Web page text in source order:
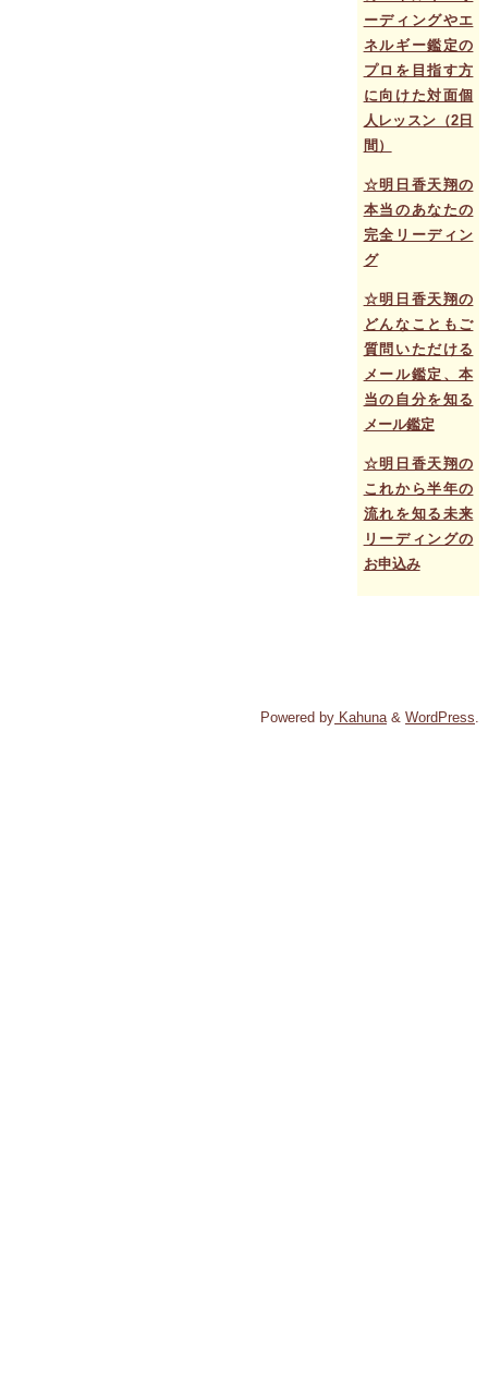
ーディングやエ
ネルギー鑑定の
プロを目指す方
に向けた対面個
人レッスン（2日
間）
☆明日香天翔の
本当のあなたの
完全リーディン
グ
☆明日香天翔の
どんなこともご
質問いただける
メール鑑定、本
当の自分を知る
メール鑑定
☆明日香天翔の
これから半年の
流れを知る未来
リーディングの
お申込み
Powered by Kahuna& WordPress.